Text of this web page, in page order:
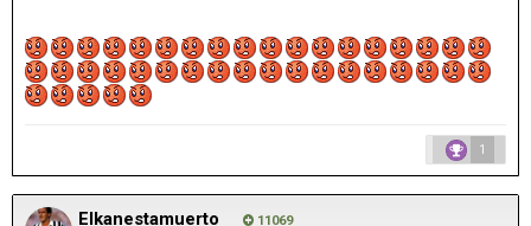
1
Elkanestamuerto 11069